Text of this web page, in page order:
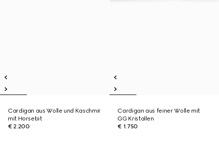
Cardigan aus Wolle und Kaschmir
mit Horsebit
€ 2.200
Cardigan aus feiner Wolle mit
GG Kristallen
€ 1.750